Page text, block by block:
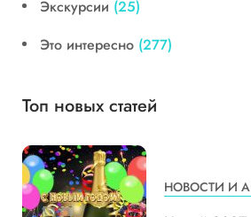
Экскурсии (25)
Это интересно (277)
Топ новых статей
НОВОСТИ И